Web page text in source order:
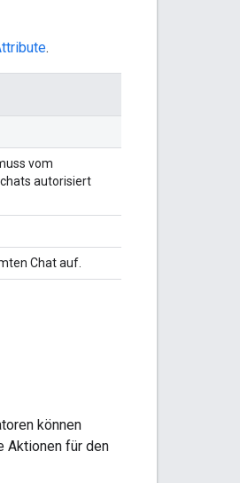
.
vom
autorisiert
Chat auf.
können
Aktionen für den